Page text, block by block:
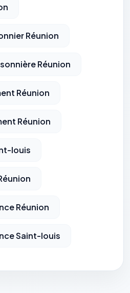
Réunion
Réunion
Réunion
Réunion
louis
Réunion
Saint-louis